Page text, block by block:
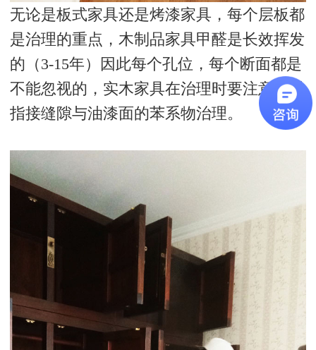
无论是板式家具还是烤漆家具，每个层板都
是治理的重点，木制品家具甲醛是长效挥发
的（3-15年）因此每个孔位，每个断面都是
不能忽视的，实木家具在治理时要注意板材
指接缝隙与油漆面的苯系物治理。